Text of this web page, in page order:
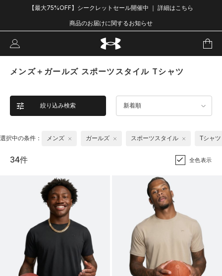
【最大75%OFF】シークレットセール開催中 ｜ 詳細はこちら
商品のお届けに関するお知らせ
メンズ＋ガールズ スポーツスタイル Tシャツ
絞り込み検索 新着順
選択中の条件： メンズ ガールズ スポーツスタイル Tシャツ
34件 全色表示